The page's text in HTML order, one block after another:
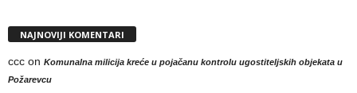
NAJNOVIJI KOMENTARI
ccc on Komunalna milicija kreće u pojačanu kontrolu ugostiteljskih objekata u
Požarevcu